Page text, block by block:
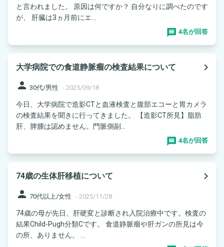
と言われました。 原因は何ですか？ 自分なりに調べたのです
が、 肝臓は3ヵ月前にエ...
4名が回答
大学病院での食道静脈瘤の検査結果について
navigate_next
person 30代/男性 - 2025/09/18
今日、大学病院で造影CTと血液検査と腹部エコーと胃カメラ
の検査結果を聞きに行ってきました。 【造影CT所見】脂肪
肝、脾腫は認めません。門脈側副...
4名が回答
74歳の生体肝移植について
navigate_next
person 70代以上/女性 - 2025/11/28
74歳の母が先日、肝硬変と診断され入院治療中です。検査の
結果Child-Pugh分類Cです。 食道静脈瘤や肝ガンの所見は今
の所、ありません。 ...